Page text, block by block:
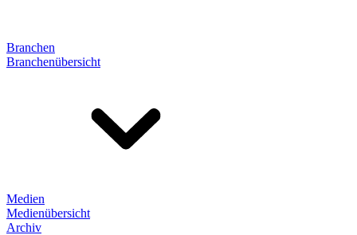
Branchen
Branchenübersicht
Medien
Medienübersicht
Archiv